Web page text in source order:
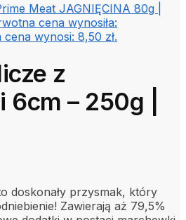
Meat JAGNIĘCINA 80g |
cena wynosiła:
cena wynosi: 8,50 zł.
z
– 250g |
doskonały przysmak, który
Zawierają aż 79,5%